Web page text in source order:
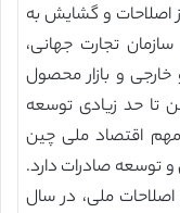
و گشایش به
تجارت جهانی،
خارجی و بازار محصول
حد زیادی توسعه
اقتصاد ملی چین
توسعه صادرات دارد.
ملی، در سال